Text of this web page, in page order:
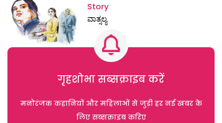
Story
ವಾತ್ಸಲ್ಯ
गृहशोभा सब्सक्राइब करें
मनोरंजक कहानियों और महिलाओं से जुड़ी हर नई खबर के
लिए सब्सक्राइब करिए